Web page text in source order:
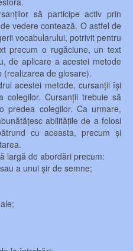
să participe activ prin
vedere contează. O astfel de
vocabularului, potrivit pentru
precum o rugăciune, un text
de aplicare a acestei metode
(realizarea de glosare).
acestei metode, cursanții își
Cursanții trebuie să
predea colegilor. Ca urmare,
abilitățile de a folosi
cu aceasta, precum și
largă de abordări precum:
a unui șir de semne;